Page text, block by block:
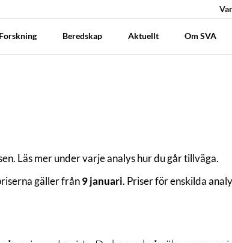
Forskning Beredskap Aktuellt Om SVA
Läs mer under varje analys hur du går tillväga.
gäller från9 januari. Priser för enskilda